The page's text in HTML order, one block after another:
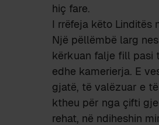
hiç fare.
I rrëfeja këto Linditës
Një pëllëmbë larg
kërkuan falje fill pasi
edhe kamerierja. E
gjatë, të valëzuar e
ktheu për nga çifti
rehat, në ndiheshin